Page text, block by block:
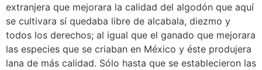
extranjera que mejorara la calidad del algodón que aquí
se cultivara sí quedaba libre de alcabala, diezmo y
todos los derechos; al igual que el ganado que mejorara
las especies que se criaban en México y éste produjera
lana de más calidad. Sólo hasta que se establecieron las